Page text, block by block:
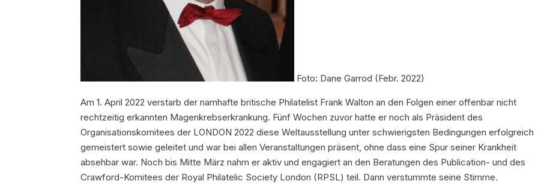
Foto: Dane Garrod (Febr. 2022)
Am 1. April 2022 verstarb der namhafte britische Philatelist Frank Walton an den Folgen einer offenbar nicht
rechtzeitig erkannten Magenkrebserkrankung. Fünf Wochen zuvor hatte er noch als Präsident des
Organisationskomitees der LONDON 2022 diese Weltausstellung unter schwierigsten Bedingungen erfolgreich
gemeistert sowie geleitet und war bei allen Veranstaltungen präsent, ohne dass eine Spur seiner Krankheit
absehbar war. Noch bis Mitte März nahm er aktiv und engagiert an den Beratungen des Publication- und des
Crawford-Komitees der Royal Philatelic Society London (RPSL) teil. Dann verstummte seine Stimme.